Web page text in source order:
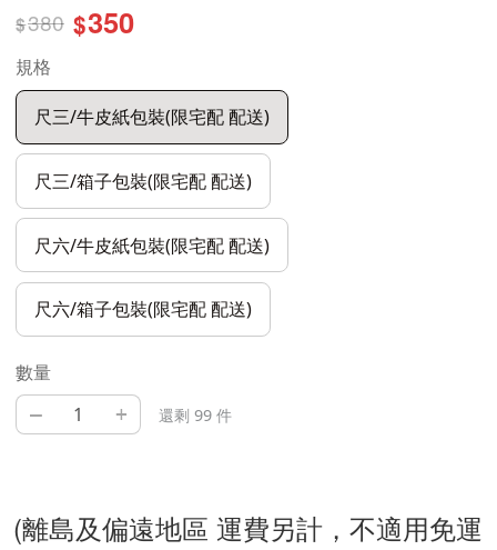
$380 $350
規格
尺三/牛皮紙包裝(限宅配 配送)
尺三/箱子包裝(限宅配 配送)
尺六/牛皮紙包裝(限宅配 配送)
尺六/箱子包裝(限宅配 配送)
數量
– + 還剩 99 件
(離島及偏遠地區 運費另計，不適用免運